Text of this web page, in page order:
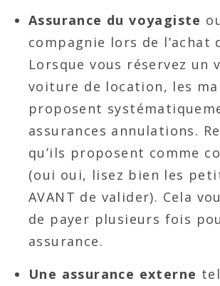
Assurance du voyagiste
compagnie lors de l’achat
Lorsque vous réservez un
voiture de location, les
proposent
assurances annulations.
qu’ils proposent comme
(oui oui, lisez bien les
AVANT de valider). Cela
de payer plusieurs fois
assurance.
Une assurance externe